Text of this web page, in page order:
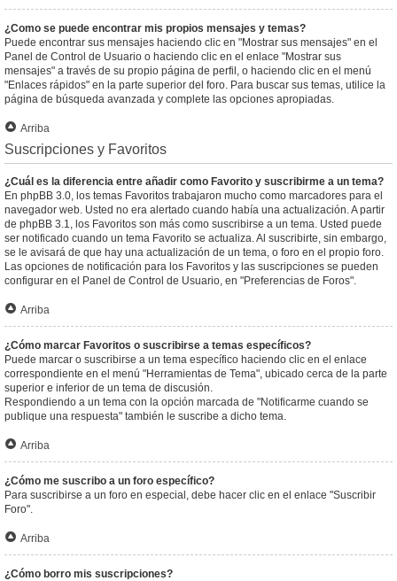
¿Como se puede encontrar mis propios mensajes y temas?
Puede encontrar sus mensajes haciendo clic en "Mostrar sus mensajes" en el
Panel de Control de Usuario o haciendo clic en el enlace "Mostrar sus
mensajes" a través de su propio página de perfil, o haciendo clic en el menú
"Enlaces rápidos" en la parte superior del foro. Para buscar sus temas, utilice la
página de búsqueda avanzada y complete las opciones apropiadas.
Arriba
Suscripciones y Favoritos
¿Cuál es la diferencia entre añadir como Favorito y suscribirme a un tema?
En phpBB 3.0, los temas Favoritos trabajaron mucho como marcadores para el
navegador web. Usted no era alertado cuando había una actualización. A partir
de phpBB 3.1, los Favoritos son más como suscribirse a un tema. Usted puede
ser notificado cuando un tema Favorito se actualiza. Al suscribirte, sin embargo,
se le avisará de que hay una actualización de un tema, o foro en el propio foro.
Las opciones de notificación para los Favoritos y las suscripciones se pueden
configurar en el Panel de Control de Usuario, en "Preferencias de Foros".
Arriba
¿Cómo marcar Favoritos o suscribirse a temas específicos?
Puede marcar o suscribirse a un tema específico haciendo clic en el enlace
correspondiente en el menú "Herramientas de Tema", ubicado cerca de la parte
superior e inferior de un tema de discusión.
Respondiendo a un tema con la opción marcada de "Notificarme cuando se
publique una respuesta" también le suscribe a dicho tema.
Arriba
¿Cómo me suscribo a un foro específico?
Para suscribirse a un foro en especial, debe hacer clic en el enlace "Suscribir
Foro".
Arriba
¿Cómo borro mis suscripciones?